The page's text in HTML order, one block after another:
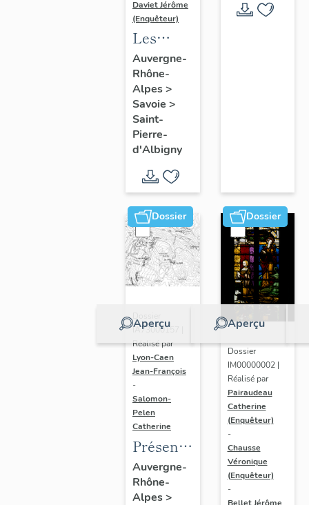
Daviet Jérôme
(Enquêteur)
Les
hôtels,
maisons
et
immeubles
du bourg
de Saint-
Pierre-
d'Albigny
Auvergne-
Rhône-
Alpes>
Savoie >
Saint-
Pierre-
d'Albigny
jésuites
Alpes
(DOSSIER
EN
COURS)
Dossier
Aperçu
IA73000157 |
Réalisé par
Lyon-Caen
Jean-François
-
Salomon-
Pelen
Catherine
Présentation
de
l'étude
Auvergne-
Rhône-
Alpes>
Dossier
Aperçu
Dossier
IM00000002 |
Réalisé par
Pairaudeau
Catherine
(Enquêteur)
-
Chausse
Véronique
(Enquêteur)
-
Bellet Jérôme